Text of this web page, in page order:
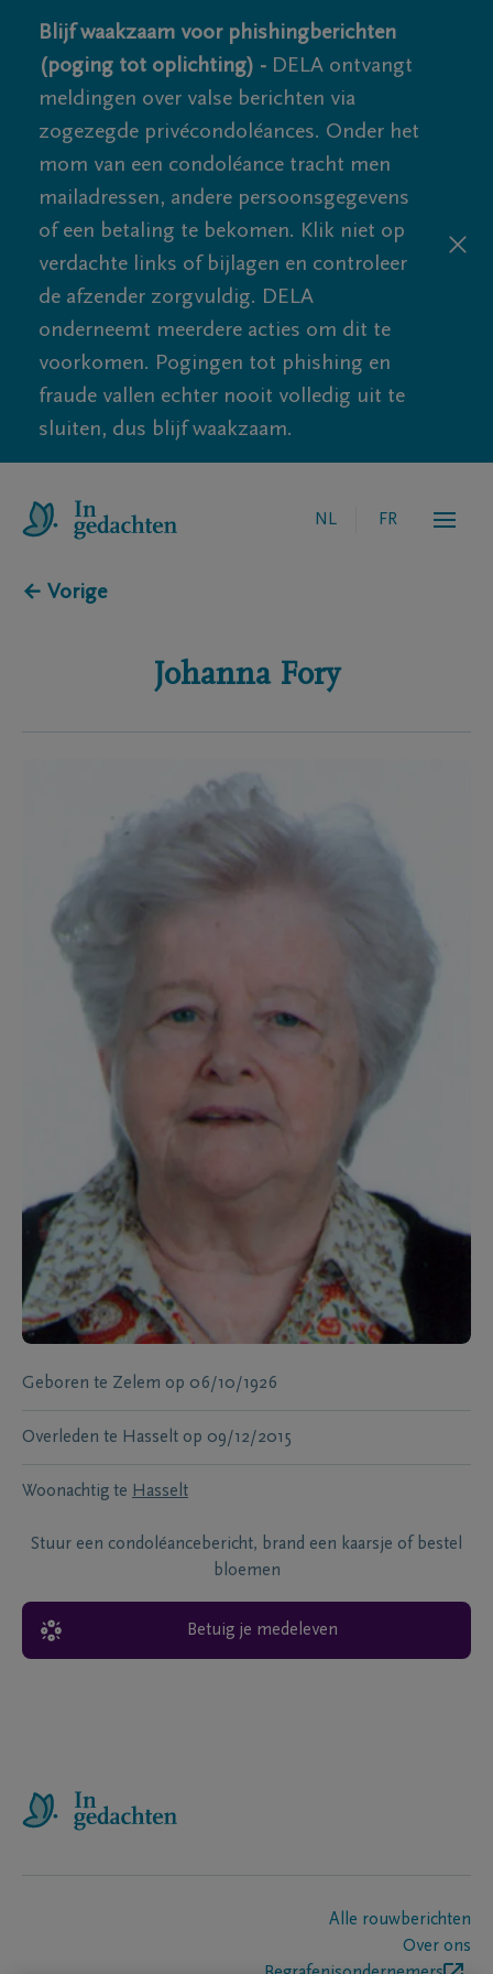
Blijf waakzaam voor phishingberichten
(poging tot oplichting) - DELA ontvangt
meldingen over valse berichten via
zogezegde privécondoléances. Onder het
mom van een condoléance tracht men
mailadressen, andere persoonsgegevens
of een betaling te bekomen. Klik niet op
verdachte links of bijlagen en controleer
de afzender zorgvuldig. DELA
onderneemt meerdere acties om dit te
voorkomen. Pogingen tot phishing en
fraude vallen echter nooit volledig uit te
sluiten, dus blijf waakzaam.
NL FR
← Vorige
Johanna Fory
Geboren te Zelem op 06/10/1926
Overleden te Hasselt op 09/12/2015
Woonachtig te Hasselt
Stuur een condoléancebericht, brand een kaarsje of bestel
bloemen
Betuig je medeleven
Alle rouwberichten
Over ons